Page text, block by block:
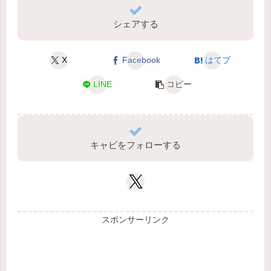
シェアする
X Facebook はてブ
LINE コピー
キャビをフォローする
スポンサーリンク